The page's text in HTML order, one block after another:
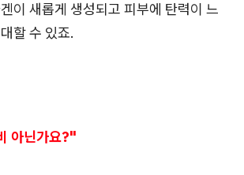
이 새롭게 생성되고 피부에 탄력이 느
할 수 있죠.
아닌가요?"